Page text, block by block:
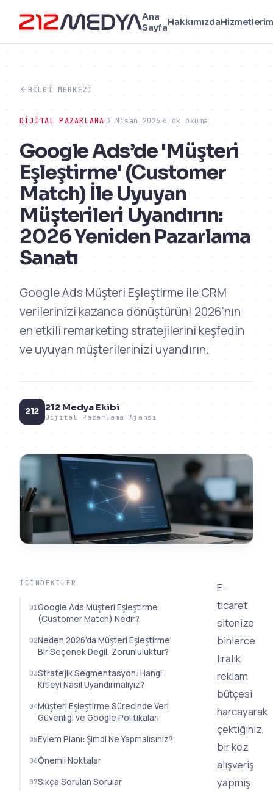
Ana
SayfaHakkımızda
BILGI MERKEZI
DIJITAL PAZARLAMA 3 Nisan 2026 6 dk okuma
Google Ads’de 'Müşteri
Eşleştirme' (Customer
Match) İle Uyuyan
Müşterileri Uyandırın:
2026 Yeniden Pazarlama
Sanatı
Google Ads Müşteri Eşleştirme ile CRM
verilerinizi kazanca dönüştürün! 2026'nın
en etkili remarketing stratejilerini keşfedin
ve uyuyan müşterilerinizi uyandırın.
212 212 Medya Ekibi
Dijital Pazarlama Ajansı
İÇINDEKILER
Google Ads Müşteri Eşleştirme
(Customer Match) Nedir?
Neden 2026'da Müşteri Eşleştirme
Bir Seçenek Değil, Zorunluluktur?
Stratejik Segmentasyon: Hangi
Kitleyi Nasıl Uyandırmalıyız?
Müşteri Eşleştirme Sürecinde Veri
Güvenliği ve Google Politikaları
Eylem Planı: Şimdi Ne Yapmalısınız?
Önemli Noktalar
Sıkça Sorulan Sorular
E-
ticaret
sitenize
binlerce
liralık
reklam
bütçesi
harcayarak
çektiğiniz,
bir kez
alışveriş
yapmış